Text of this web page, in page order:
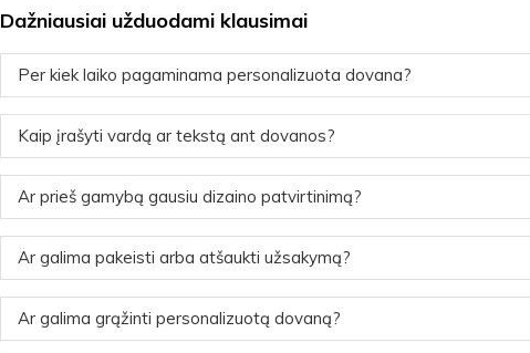
Dažniausiai užduodami klausimai
Per kiek laiko pagaminama personalizuota dovana?
Kaip įrašyti vardą ar tekstą ant dovanos?
Ar prieš gamybą gausiu dizaino patvirtinimą?
Ar galima pakeisti arba atšaukti užsakymą?
Ar galima grąžinti personalizuotą dovaną?